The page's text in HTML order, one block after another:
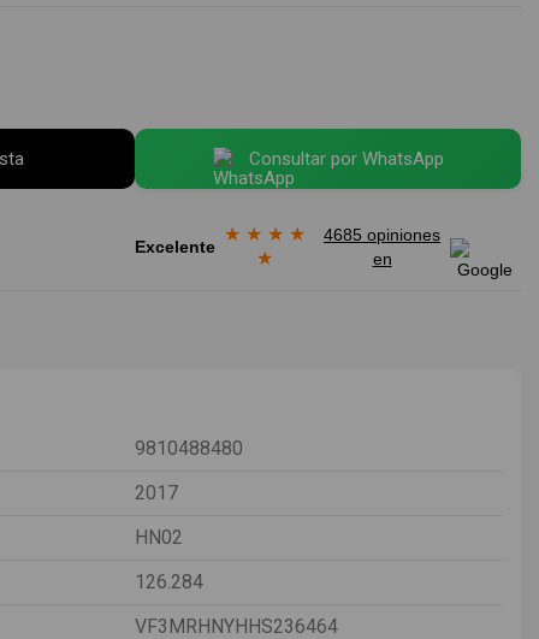
Consultar por WhatsApp
Excelente
★ ★ ★ ★
★
4685 opiniones
en
9810488480
2017
HN02
126.284
VF3MRHNYHHS236464